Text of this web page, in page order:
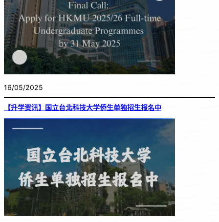
16/05/2025
【升学资讯】国立台北科技大学侨生单独招生报名中